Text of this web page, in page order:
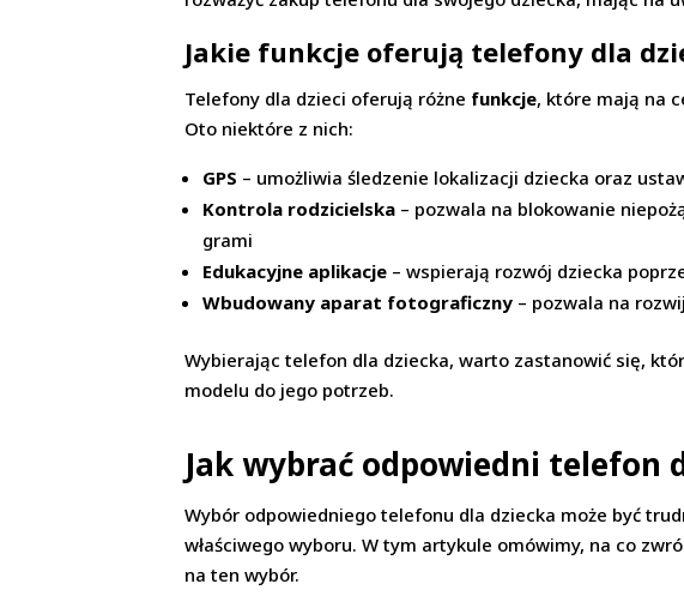
Jakie funkcje oferują telefony dla
Telefony dla dzieci oferują różne funkcje, które mają na
Oto niektóre z nich:
GPS – umożliwia śledzenie lokalizacji dziecka oraz
Kontrola rodzicielska – pozwala na blokowanie
grami
Edukacyjne aplikacje – wspierają rozwój dziecka
Wbudowany aparat fotograficzny – pozwala na
Wybierając telefon dla dziecka, warto zastanowić się,
modelu do jego potrzeb.
Jak wybrać odpowiedni telefon
Wybór odpowiedniego telefonu dla dziecka może być
właściwego wyboru. W tym artykule omówimy, na co
na ten wybór.